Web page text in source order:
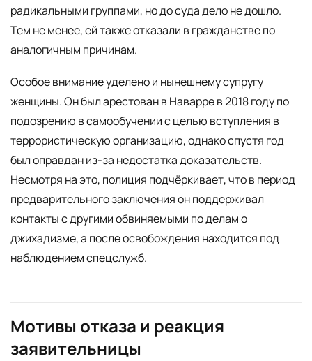
радикальными группами, но до суда дело не дошло.
Тем не менее, ей также отказали в гражданстве по
аналогичным причинам.
Особое внимание уделено и нынешнему супругу
женщины. Он был арестован в Наварре в 2018 году по
подозрению в самообучении с целью вступления в
террористическую организацию, однако спустя год
был оправдан из-за недостатка доказательств.
Несмотря на это, полиция подчёркивает, что в период
предварительного заключения он поддерживал
контакты с другими обвиняемыми по делам о
джихадизме, а после освобождения находится под
наблюдением спецслужб.
Мотивы отказа и реакция
заявительницы